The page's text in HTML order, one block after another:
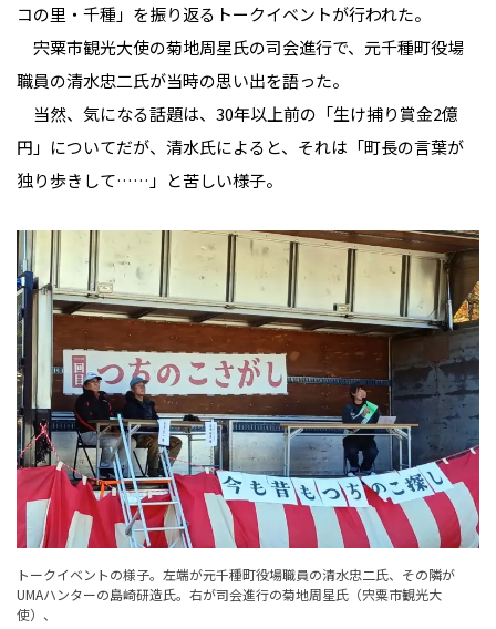
コの里・千種」を振り返るトークイベントが行われた。
宍粟市観光大使の菊地周星氏の司会進行で、元千種町役場
職員の清水忠二氏が当時の思い出を語った。
当然、気になる話題は、30年以上前の「生け捕り賞金2億
円」についてだが、清水氏によると、それは「町長の言葉が
独り歩きして……」と苦しい様子。
トークイベントの様子。左端が元千種町役場職員の清水忠二氏、その隣が
UMAハンターの島崎研造氏。右が司会進行の菊地周星氏（宍粟市観光大
使）、